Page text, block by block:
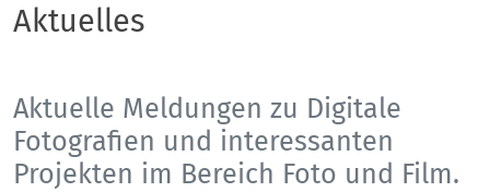
Aktuelles
Aktuelle Meldungen zu Digitale
Fotografien und interessanten
Projekten im Bereich Foto und Film.